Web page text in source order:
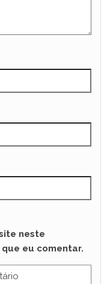
neste
eu comentar.